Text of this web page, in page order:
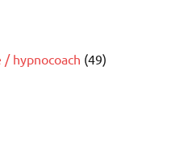
hypnocoach (49)